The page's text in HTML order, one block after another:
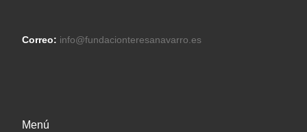
Correo: info@fundacionteresanavarro.es
Menú